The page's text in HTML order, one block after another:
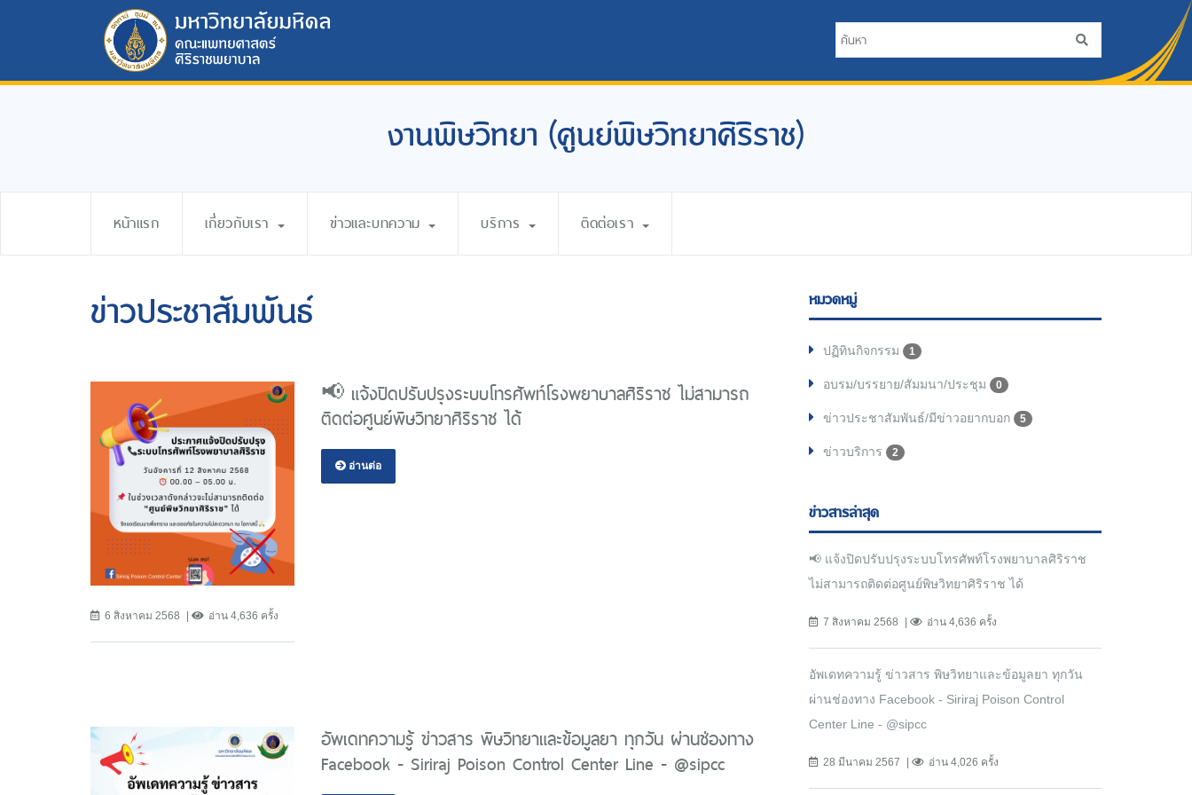
งานพิษวิทยา (ศูนย์พิษวิทยาศิริราช)
หน้าแรก เกี่ยวกับเรา ข่าวและบทความ บริการ ติดต่อเรา
ข่าวประชาสัมพันธ์
6 สิงหาคม 2568 อ่าน 4,636 ครั้ง
📢 แจ้งปิดปรับปรุงระบบโทรศัพท์โรงพยาบาลศิริราช ไม่สามารถ
ติดต่อศูนย์พิษวิทยาศิริราช ได้
อ่านต่อ
อัพเดทความรู้ ข่าวสาร พิษวิทยาและข้อมูลยา ทุกวัน ผ่านช่องทาง
Facebook - Siriraj Poison Control Center Line - @sipcc
หมวดหมู่
ปฏิทินกิจกรรม 1
อบรม/บรรยาย/สัมมนา/ประชุม 0
ข่าวประชาสัมพันธ์/มีข่าวอยากบอก 5
ข่าวบริการ 2
ข่าวสารล่าสุด
📢 แจ้งปิดปรับปรุงระบบโทรศัพท์โรงพยาบาลศิริราช
ไม่สามารถติดต่อศูนย์พิษวิทยาศิริราช ได้
7 สิงหาคม 2568 อ่าน 4,636 ครั้ง
อัพเดทความรู้ ข่าวสาร พิษวิทยาและข้อมูลยา ทุกวัน
ผ่านช่องทาง Facebook - Siriraj Poison Control
Center Line - @sipcc
28 มีนาคม 2567 อ่าน 4,026 ครั้ง